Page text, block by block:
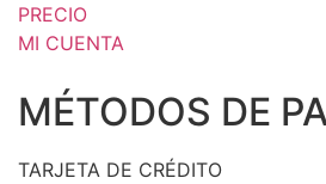
PRECIO
MI CUENTA
MÉTODOS DE
TARJETA DE CRÉDITO